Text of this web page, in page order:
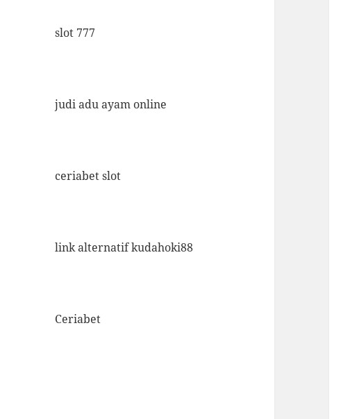
slot 777
judi adu ayam online
ceriabet slot
link alternatif kudahoki88
Ceriabet